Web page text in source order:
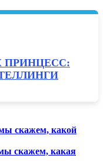
ПРИНЦЕСС:
мы скажем, какой
скажем, какая